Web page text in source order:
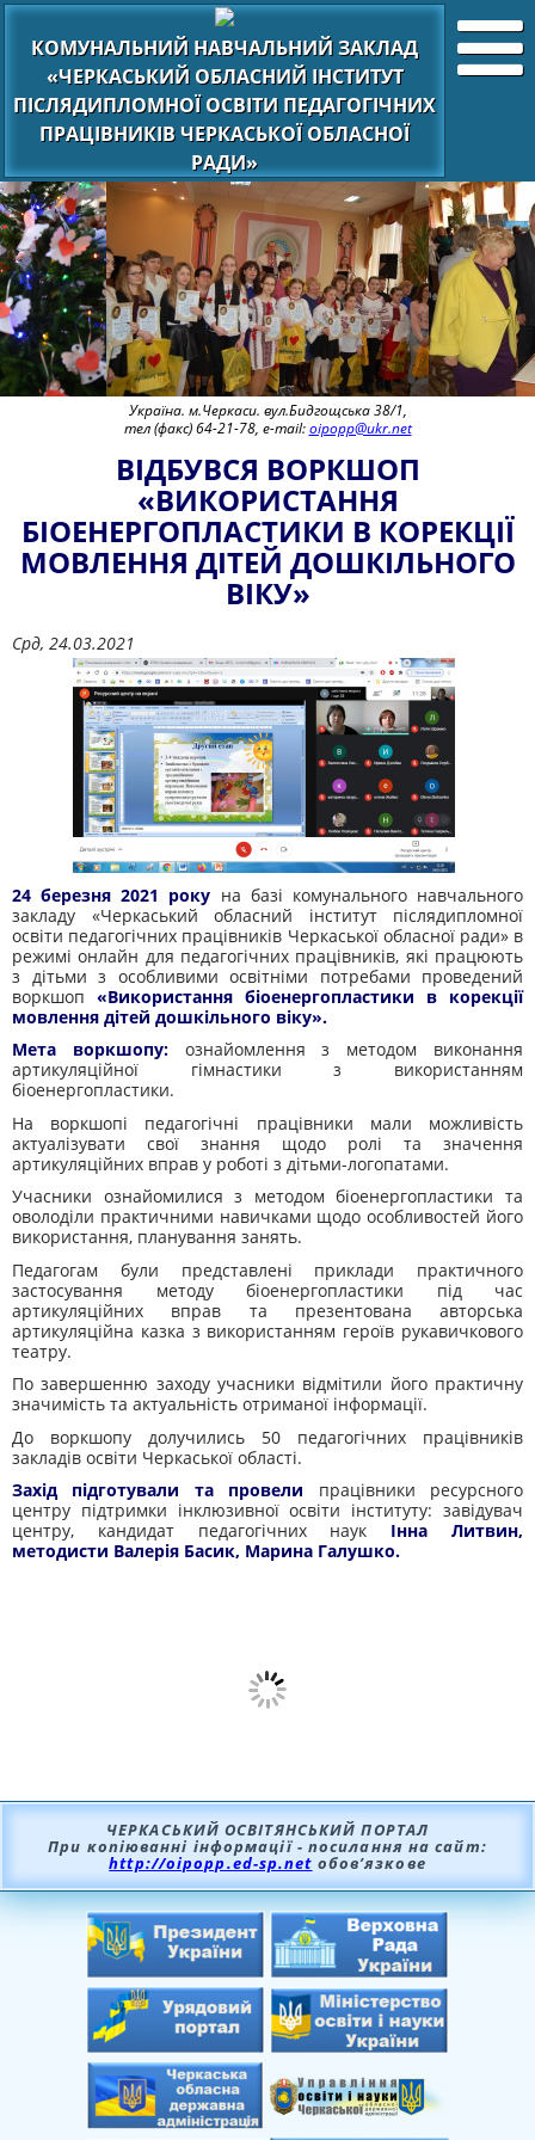
КОМУНАЛЬНИЙ НАВЧАЛЬНИЙ ЗАКЛАД
«ЧЕРКАСЬКИЙ ОБЛАСНИЙ ІНСТИТУТ
ПІСЛЯДИПЛОМНОЇ ОСВІТИ ПЕДАГОГІЧНИХ
ПРАЦІВНИКІВ ЧЕРКАСЬКОЇ ОБЛАСНОЇ
РАДИ»
Україна. м.Черкаси. вул.Бидгощська 38/1,
тел (факс) 64-21-78, e-mail:oipopp@ukr.net
ВІДБУВСЯ ВОРКШОП
«ВИКОРИСТАННЯ
БІОЕНЕРГОПЛАСТИКИ В КОРЕКЦІЇ
МОВЛЕННЯ ДІТЕЙ ДОШКІЛЬНОГО
ВІКУ»
Срд, 24.03.2021
24 березня 2021 року на базі комунального навчального
закладу «Черкаський обласний інститут післядипломної
освіти педагогічних працівників Черкаської обласної ради» в
режимі онлайн для педагогічних працівників, які працюють
з дітьми з особливими освітніми потребами проведений
воркшоп «Використання біоенергопластики в корекції
мовлення дітей дошкільного віку».
Мета воркшопу:ознайомлення з методом виконання
артикуляційної гімнастики з використанням
біоенергопластики.
На воркшопі педагогічні працівники мали можливість
актуалізувати свої знання щодо ролі та значення
артикуляційних вправ у роботі з дітьми-логопатами.
Учасники ознайомилися з методом біоенергопластики та
оволоділи практичними навичками щодо особливостей його
використання, планування занять.
Педагогам були представлені приклади практичного
застосування методу біоенергопластики під час
артикуляційних вправ та презентована авторська
артикуляційна казка з використанням героїв рукавичкового
театру.
По завершенню заходу учасники відмітили його практичну
значимість та актуальність отриманої інформації.
До воркшопу долучились 50 педагогічних працівників
закладів освіти Черкаської області.
Захід підготували та провели працівники ресурсного
центру підтримки інклюзивної освіти інституту: завідувач
центру, кандидат педагогічних наук Інна Литвин,
методисти Валерія Басик, Марина Галушко.
ЧЕРКАСЬКИЙ ОСВІТЯНСЬКИЙ ПОРТАЛ
При копіюванні інформації - посилання на сайт:
http://oipopp.ed-sp.net обов’язкове